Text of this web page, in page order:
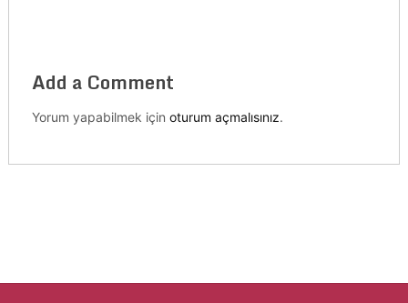
Add a Comment
Yorum yapabilmek için oturum açmalısınız.